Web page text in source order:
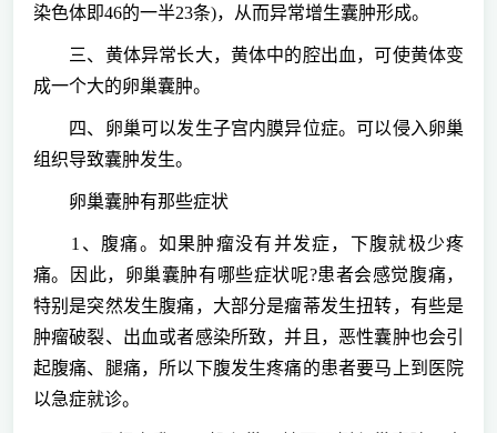
染色体即46的一半23条)，从而异常增生囊肿形成。
三、黄体异常长大，黄体中的腔出血，可使黄体变
成一个大的卵巢囊肿。
四、卵巢可以发生子宫内膜异位症。可以侵入卵巢
组织导致囊肿发生。
卵巢囊肿有那些症状
1、腹痛。如果肿瘤没有并发症，下腹就极少疼
痛。因此，卵巢囊肿有哪些症状呢?患者会感觉腹痛，
特别是突然发生腹痛，大部分是瘤蒂发生扭转，有些是
肿瘤破裂、出血或者感染所致，并且，恶性囊肿也会引
起腹痛、腿痛，所以下腹发生疼痛的患者要马上到医院
以急症就诊。